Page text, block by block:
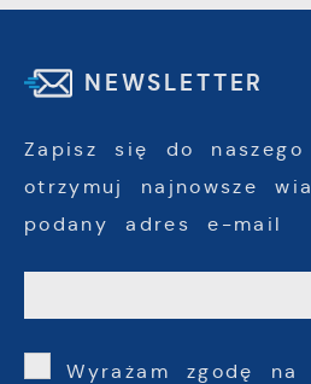
NEWSLETTER
Zapisz się do
otrzymuj najnowsze
podany adres e-mail
Wyrażam zgodę na